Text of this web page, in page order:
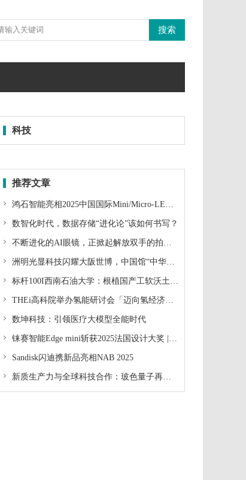
科技
推荐文章
 鸿石智能亮相2025中国国际Mini/Micro-LED产业技术峰会，领航微显示技术新征程
 数智化时代，数据存储“进化论”该如何书写？
 不断进化的AI眼镜，正掀起解放双手的拍摄革命
 洲明光显科技闪耀大阪世博，中国馆“中华书简”惊艳全球！
 标杆100I西南石油大学：根植国产工软沃土 育石油装备人才
 THEi高科院举办氢能研讨会「迈向氢经济循环：实践与机遇」暨项目启动礼 齐聚内地、海外专家 探讨氢能可持续发展及创新解决方案
 数坤科技：引领医疗大模型全能时代
 铼赛智能Edge mini斩获2025法国设计大奖 | 重新定义数字化齿科美学
 Sandisk闪迪携新品亮相NAB 2025
 新质生产力与全球科技合作：玻色量子再次惊艳亮相中关村论坛